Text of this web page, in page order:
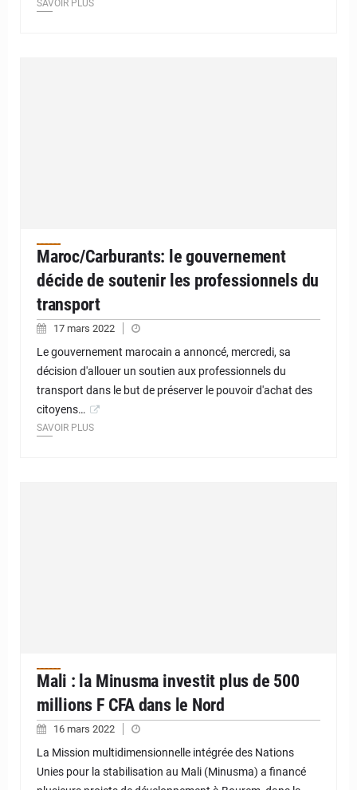
SAVOIR PLUS
Maroc/Carburants: le gouvernement
décide de soutenir les professionnels du
transport
17 mars 2022
Le gouvernement marocain a annoncé, mercredi, sa
décision d'allouer un soutien aux professionnels du
transport dans le but de préserver le pouvoir d'achat des
citoyens…
SAVOIR PLUS
Mali : la Minusma investit plus de 500
millions F CFA dans le Nord
16 mars 2022
La Mission multidimensionnelle intégrée des Nations
Unies pour la stabilisation au Mali (Minusma) a financé